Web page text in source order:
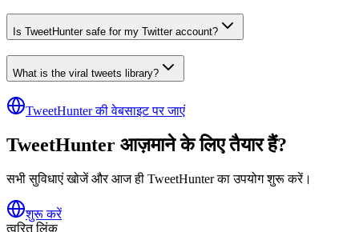
Is TweetHunter safe for my Twitter account?
What is the viral tweets library?
TweetHunter की वेबसाइट पर जाएं
TweetHunter आज़माने के लिए तैयार हैं?
सभी सुविधाएं खोजें और आज ही TweetHunter का उपयोग शुरू करें।
शुरू करें
त्वरित लिंक